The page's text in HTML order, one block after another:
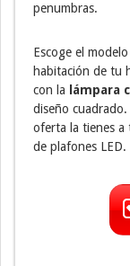
penumbras.
Escoge el
habitación de tu
con la
lámpara
diseño cuadrado.
oferta la tienes a
de plafones LED.